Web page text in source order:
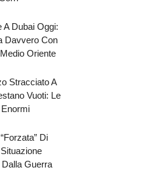
A Dubai Oggi:
Davvero Con
Oriente
Stracciato A
Vuoti: Le
Di
Guerra